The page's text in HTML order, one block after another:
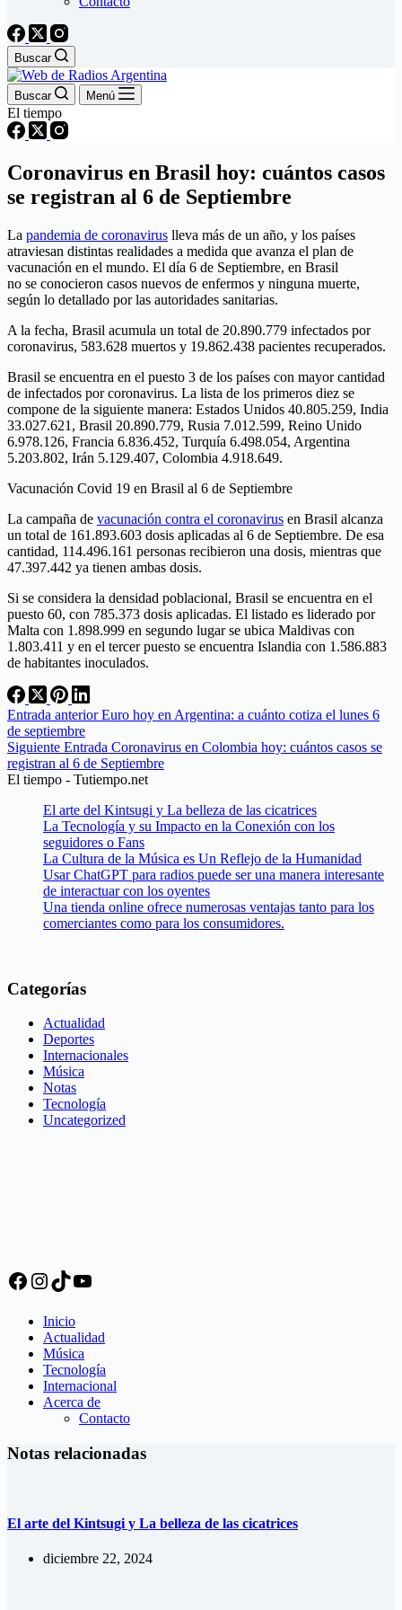
Buscar
Buscar Menú
El tiempo
Coronavirus en Brasil hoy: cuántos casos
se registran al 6 de Septiembre
La pandemia de coronavirus lleva más de un año, y los países
atraviesan distintas realidades a medida que avanza el plan de
vacunación en el mundo. El día 6 de Septiembre, en Brasil
no se conocieron casos nuevos de enfermos y ninguna muerte,
según lo detallado por las autoridades sanitarias.
A la fecha, Brasil acumula un total de 20.890.779 infectados por
coronavirus, 583.628 muertos y 19.862.438 pacientes recuperados.
Brasil se encuentra en el puesto 3 de los países con mayor cantidad
de infectados por coronavirus. La lista de los primeros diez se
compone de la siguiente manera: Estados Unidos 40.805.259, India
33.027.621, Brasil 20.890.779, Rusia 7.012.599, Reino Unido
6.978.126, Francia 6.836.452, Turquía 6.498.054, Argentina
5.203.802, Irán 5.129.407, Colombia 4.918.649.
Vacunación Covid 19 en Brasil al 6 de Septiembre
La campaña de vacunación contra el coronavirus en Brasil alcanza
un total de 161.893.603 dosis aplicadas al 6 de Septiembre. De esa
cantidad, 114.496.161 personas recibieron una dosis, mientras que
47.397.442 ya tienen ambas dosis.
Si se considera la densidad poblacional, Brasil se encuentra en el
puesto 60, con 785.373 dosis aplicadas. El listado es liderado por
Malta con 1.898.999 en segundo lugar se ubica Maldivas con
1.803.411 y en el tercer puesto se encuentra Islandia con 1.586.883
de habitantes inoculados.
Entrada anteriorEuro hoy en Argentina: a cuánto cotiza el lunes 6
de septiembre
Siguiente Entrada Coronavirus en Colombia hoy: cuántos casos se
registran al 6 de Septiembre
El tiempo - Tutiempo.net
El arte del Kintsugi y La belleza de las cicatrices
La Tecnología y su Impacto en la Conexión con los
seguidores o Fans
La Cultura de la Música es Un Reflejo de la Humanidad
Usar ChatGPT para radios puede ser una manera interesante
de interactuar con los oyentes
Una tienda online ofrece numerosas ventajas tanto para los
comerciantes como para los consumidores.
Categorías
Actualidad
Deportes
Internacionales
Música
Notas
Tecnología
Uncategorized
Facebook
Instagram
TikTok
YouTube
Inicio
Actualidad
Música
Tecnología
Internacional
Acerca de
Contacto
Notas relacionadas
El arte del Kintsugi y La belleza de las cicatrices
diciembre 22, 2024